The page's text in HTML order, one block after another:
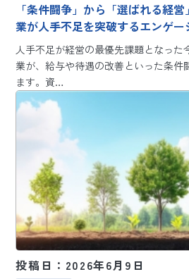
「条件闘争」から「選ばれる経
業が人手不足を突破するエンゲ
人手不足が経営の最優先課題となった
業が、給与や待遇の改善といった条件
ます。資…
投稿日：2026年6月9日